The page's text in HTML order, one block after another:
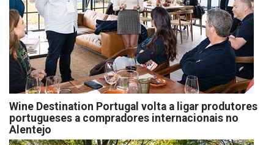
Wine Destination Portugal volta a ligar produtores
portugueses a compradores internacionais no
Alentejo